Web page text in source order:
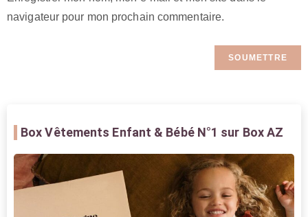
navigateur pour mon prochain commentaire.
Box Vêtements Enfant & BébéN°1 sur Box AZ